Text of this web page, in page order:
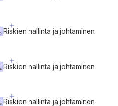
Riskien hallinta ja johtaminen
Riskien hallinta ja johtaminen
Riskien hallinta ja johtaminen